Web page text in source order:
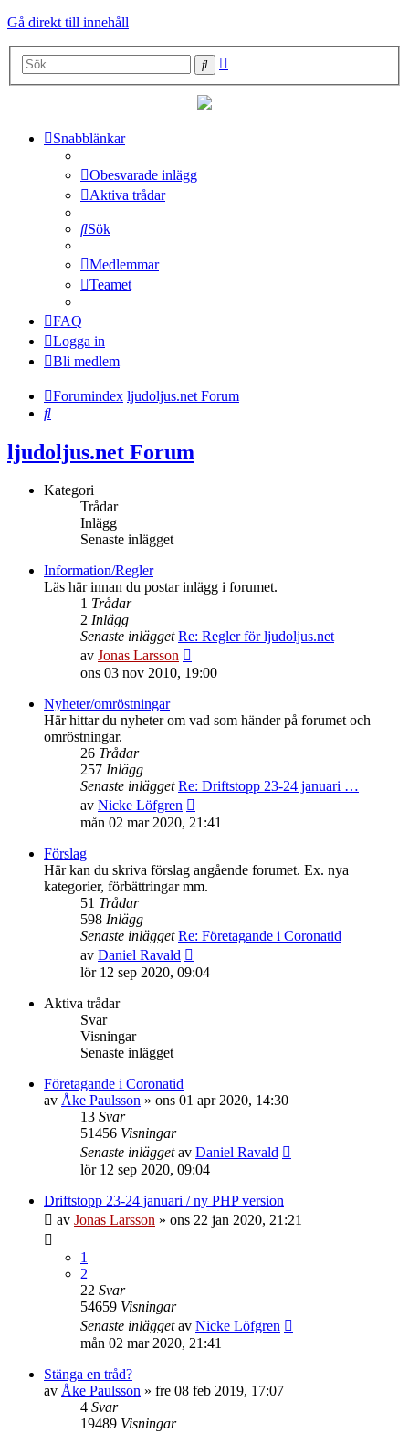
Gå direkt till innehåll
Sök
Snabblänkar
Obesvarade inlägg
Aktiva trådar
Sök
Medlemmar
Teamet
FAQ
Logga in
Bli medlem
Forumindex ljudoljus.net Forum
Sök
ljudoljus.net Forum
Kategori
Trådar
Inlägg
Senaste inlägget
Information/Regler
Läs här innan du postar inlägg i forumet.
1 Trådar
2 Inlägg
Senaste inlägget Re: Regler för ljudoljus.net
av Jonas Larsson
till
inlägget
ons 03 nov 2010, 19:00
Nyheter/omröstningar
Här hittar du nyheter om vad som händer på forumet och
omröstningar.
26 Trådar
257 Inlägg
Senaste inlägget Re: Driftstopp 23-24 januari …
av Nicke Löfgren
till
inlägget
mån 02 mar 2020, 21:41
Förslag
Här kan du skriva förslag angående forumet. Ex. nya
kategorier, förbättringar mm.
51 Trådar
598 Inlägg
Senaste inlägget Re: Företagande i Coronatid
av Daniel Ravald
till
lör 12 sep 2020, 09:04
Aktiva trådar
Svar
Visningar
Senaste inlägget
Företagande i Coronatid
av Åke Paulsson » ons 01 apr 2020, 14:30
13 Svar
51456 Visningar
Senaste inläggetav Daniel Ravald
lör 12 sep 2020, 09:04
Driftstopp 23-24 januari / ny PHP version
av Jonas Larsson » ons 22 jan 2020, 21:21
1
2
22 Svar
54659 Visningar
Senaste inläggetav Nicke Löfgren
mån 02 mar 2020, 21:41
Stänga en tråd?
av Åke Paulsson » fre 08 feb 2019, 17:07
4 Svar
19489 Visningar